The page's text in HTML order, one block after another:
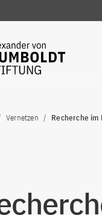
Vernetzen Recherche im